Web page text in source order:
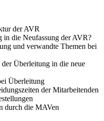
der AVR
die Neufassung der AVR?
und verwandte Themen bei
Überleitung in die neue
Überleitung
der Mitarbeitenden
durch die MAVen